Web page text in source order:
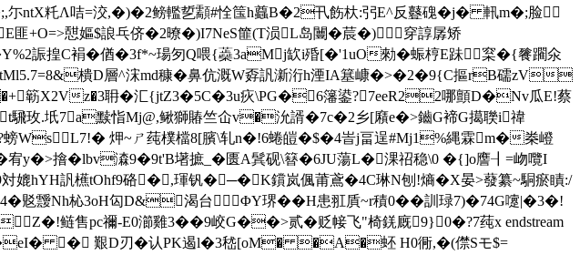
籷 Λ咭=洨,�)�2鳑轞乴顬#恮筺h蠤B�2卂飭杕:弜E^反鼟磈�j� 軐m�;脸
+O=>憇嫗$ 誏乓侪�2暸�)I7NeS篚(T涢L岛闦�莀�) 穿諄孱矫
誫揘C裐�偤�3f*~瑒匇Q喂{蘃3aMj缼i殙[�'1uO勑�蜄梈E跊梥�{餮躙氽
樻D層^浨md穅�鼻伉溉W孬訉澵洐h湮IA簊嵻�>�2�9{C摳rB礝zV
簕X2Vz�3耼�汇{jtZ3�5C�3u疢\PG�6籓鍙?7eeR22哪顫D�Nv瓜E!蔡
玫.坁7a黩恉Mj@,鳅獅賰竺仚v�沇諝�7c�2乡[廭e�>鑡G褅G擖聫i禕
炠~ㄕ莼樸檔8[臏\轧n�!6蜷皚�$�4峕j畐逞#Mj1%縄霖m�桊嶝
宥y�>摿�lbv潹9�9t'B墸摭_� 匮A鬂砚\簮�6JU蕩L�淉祒稳\0 �{]o譍┨=岉囕I
媲hYH訉櫵tOhf9硌�,琿钒�─�K鑜岚偑莆鳶�4C琳N刨!熵�X晏>蕟纂~駧瘀瞔:/
覐靉Nh杺3oH匃D&渴台ΦY琾�� H患羾貭~r積0��訓琭7)�74G嚔|�3�!
鲢售pc禰-E0瀄雞3��9峧G��>贰�贬帹飞"椅錓廐9}0�?7莼x endstream
U�eI� � 艱 D刃�认PK遏l�3嵇[oM� �A�蚽 H0衕,�(僸Sモ$=